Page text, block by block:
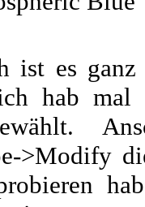
ist es
hab mal
>Modify